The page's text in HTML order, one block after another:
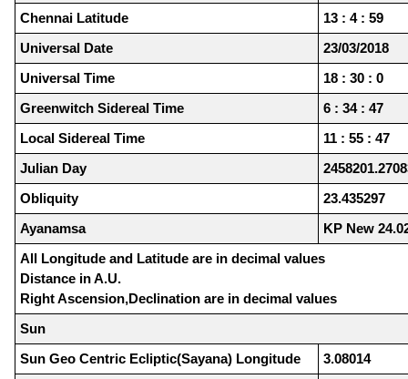
Chennai Latitude
13 : 4 : 59
Universal Date
23/03/2018
Universal Time
18 : 30 : 0
Greenwitch Sidereal Time
6 : 34 : 47
Local Sidereal Time
11 : 55 : 47
Julian Day
Obliquity
23.435297
Ayanamsa
KP New
All Longitude and Latitude are in decimal values
Distance in A.U.
Right Ascension,Declination are in decimal values
Sun
Sun Geo Centric Ecliptic(Sayana) Longitude
3.08014